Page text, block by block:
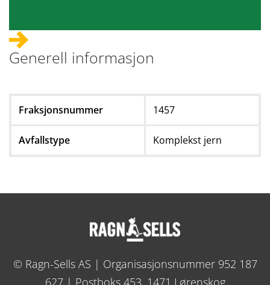
Generell informasjon
Fraksjonsnummer 1457
Avfallstype Komplekst jern
© Ragn-Sells AS | Organisasjonsnummer 952 187